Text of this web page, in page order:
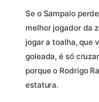
Se o Sampaio
melhor jogador da
jogar a toalha, que
goleada, é só
porque o Rodrigo
estatura.